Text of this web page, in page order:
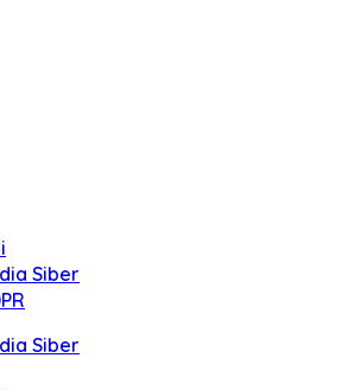
Siber
Siber